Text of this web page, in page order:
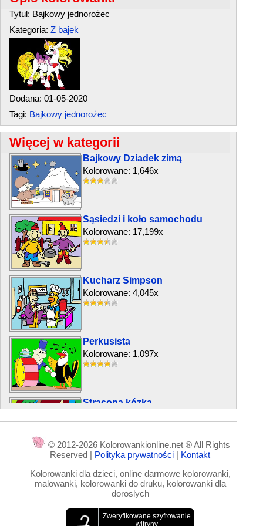
Tytul: Bajkowy jednorożec
Kategoria: Z bajek
Dodana: 01-05-2020
Tagi: Bajkowy jednorożec
Więcej w kategorii
Bajkowy Dziadek zimą
Kolorowane: 1,646x
Sąsiedzi i koło samochodu
Kolorowane: 17,199x
Kucharz Simpson
Kolorowane: 4,045x
Perkusista
Kolorowane: 1,097x
Stracona kózka
Kolorowane: 2,303x
© 2012-2026 Kolorowankionline.net ® All Rights
Reserved | Polityka prywatności | Kontakt
Kolorowanki dla dzieci, online darmowe kolorowanki,
malowanki, kolorowanki do druku, kolorowanki dla
doroslych